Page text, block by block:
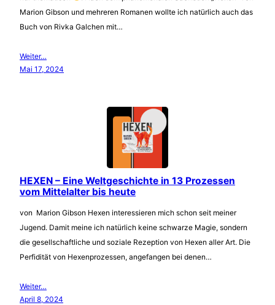
Marion Gibson und mehreren Romanen wollte ich natürlich auch das
Buch von Rivka Galchen mit…
Weiter…
Mai 17, 2024
HEXEN – Eine Weltgeschichte in 13 Prozessen
vom Mittelalter bis heute
von Marion Gibson Hexen interessieren mich schon seit meiner
Jugend. Damit meine ich natürlich keine schwarze Magie, sondern
die gesellschaftliche und soziale Rezeption von Hexen aller Art. Die
Perfidität von Hexenprozessen, angefangen bei denen…
Weiter…
April 8, 2024